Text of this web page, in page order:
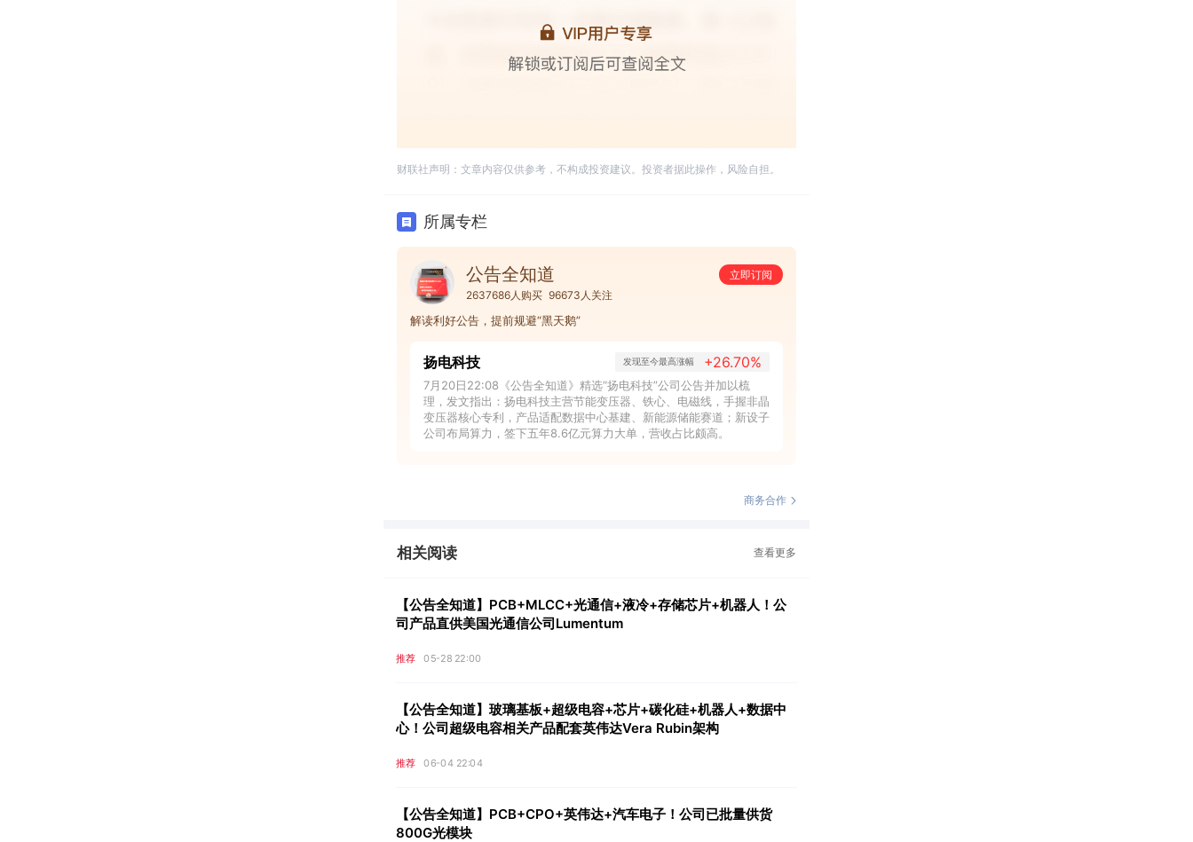
财联社声明：文章内容仅供参考，不构成投资建议。投资者据此操作，风险自担。
所属专栏
公告全知道
立即订阅
2637686人购买 96673人关注
解读利好公告，提前规避“黑天鹅”
扬电科技 发现至今最高涨幅 +26.70%
7月20日22:08《公告全知道》精选“扬电科技”公司公告并加以梳
理，发文指出：扬电科技主营节能变压器、铁心、电磁线，手握非晶
变压器核心专利，产品适配数据中心基建、新能源储能赛道；新设子
公司布局算力，签下五年8.6亿元算力大单，营收占比颇高。
商务合作
相关阅读 查看更多
【公告全知道】PCB+MLCC+光通信+液冷+存储芯片+机器人！公
司产品直供美国光通信公司Lumentum
推荐 05-28 22:00
【公告全知道】玻璃基板+超级电容+芯片+碳化硅+机器人+数据中
心！公司超级电容相关产品配套英伟达Vera Rubin架构
推荐 06-04 22:04
【公告全知道】PCB+CPO+英伟达+汽车电子！公司已批量供货
800G光模块